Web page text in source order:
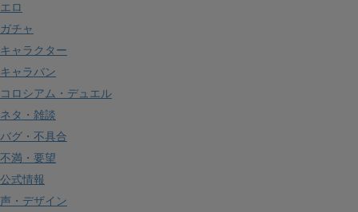
エロ
ガチャ
キャラクター
キャラバン
コロシアム・デュエル
ネタ・雑談
バグ・不具合
不満・要望
公式情報
声・デザイン